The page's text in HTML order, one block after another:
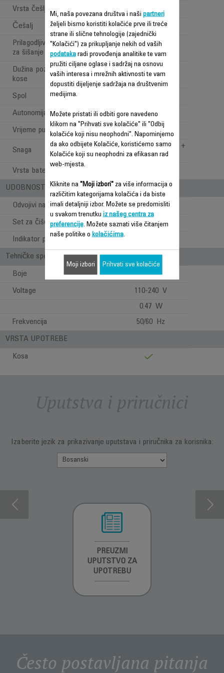
Vrsta češlja za kosu Prilagodljiv
Češalj 2
Prilagodljivi raspon pozicija
za šišanje kose
1 to 30 mm
Dužina pozicija za šišanje
kose
20
Spol
Autonomija 40 min
Vrijeme punjenja 8 h
Snaga
Upotreba bez kabla +
upotreba s kablom
Vrsta baterije
UDOBNOST PRI UPOTREBI
Odvojivi nastavak za šišanje
Set za čišćenje Ulje + četka
Indikator punjenja
Tehničke specifikacije
Boje White
Voltage
110-240 V
0.47 W
Frekvencija
50/60 Hz
VRSTA UPOTREBE
Kosa
Uputstva i priručnici
Izaberite jezik za prikazivanje uputstava i priručnika za korisnika:
PREUZMI
UPUTSTVO ZA
UPOTREBU
Često postavljana pitanja
Mi, naša povezana društva i naši partneri
željeli bismo koristiti kolačiće prve ili treće
strane ili slične tehnologije (zajednički
"Kolačići") za prikupljanje nekih od vaših
podatakaradi provođenja analitike te vam
pružiti ciljane oglase i sadržaj na osnovu
vaših interesa i mrežnih aktivnosti te vam
dopustiti dijeljenje sadržaja na društvenim
medijima.
Možete pristati ili odbiti gore navedeno
klikom na "Prihvati sve kolačiće" ili "Odbij
kolačiće koji nisu neophodni". Napominjemo
da ako odbijete Kolačiće, koristićemo samo
Kolačiće koji su neophodni za efikasan rad
web-mjesta.
Kliknite na "Moji izbori"za više informacija o
različitim kategorijama kolačića i da biste
imali detaljniji izbor. Možete se predomisliti
u svakom trenutku iz našeg centra za
preferencije. Možete saznati više čitanjem
naše politike o kolačićima.
Moji izbori Prihvati sve kolačiće